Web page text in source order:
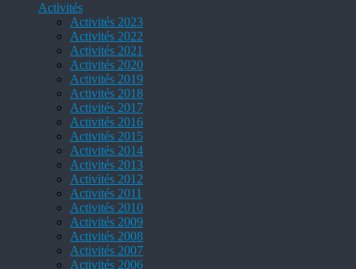
Activités
Activités 2023
Activités 2022
Activités 2021
Activités 2020
Activités 2019
Activités 2018
Activités 2017
Activités 2016
Activités 2015
Activités 2014
Activités 2013
Activités 2012
Activités 2011
Activités 2010
Activités 2009
Activités 2008
Activités 2007
Activités 2006